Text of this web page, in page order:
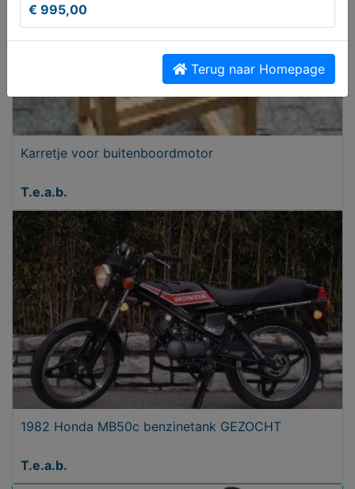
Karretje voor buitenboordmotor
T.e.a.b.
1982 Honda MB50c benzinetank GEZOCHT
T.e.a.b.
€ 995,00
Terug naar Homepage